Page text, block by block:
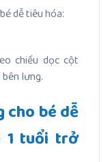
dễ tiêu hóa:
chiều dọc cột
lưng.
cho bé dễ
1 tuổi trở